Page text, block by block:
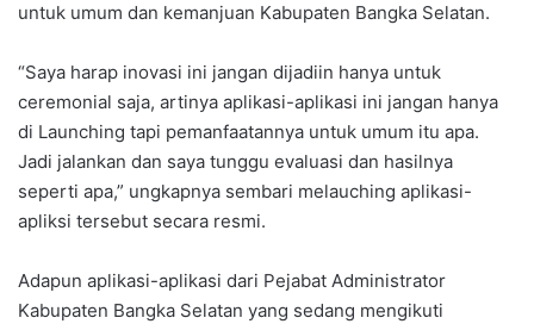
untuk umum dan kemanjuan Kabupaten Bangka Selatan.
“Saya harap inovasi ini jangan dijadiin hanya untuk
ceremonial saja, artinya aplikasi-aplikasi ini jangan hanya
di Launching tapi pemanfaatannya untuk umum itu apa.
Jadi jalankan dan saya tunggu evaluasi dan hasilnya
seperti apa,” ungkapnya sembari melauching aplikasi-
apliksi tersebut secara resmi.
Adapun aplikasi-aplikasi dari Pejabat Administrator
Kabupaten Bangka Selatan yang sedang mengikuti